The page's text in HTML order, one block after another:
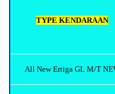
TYPE KENDARAAN
All New Ertiga GL M/T